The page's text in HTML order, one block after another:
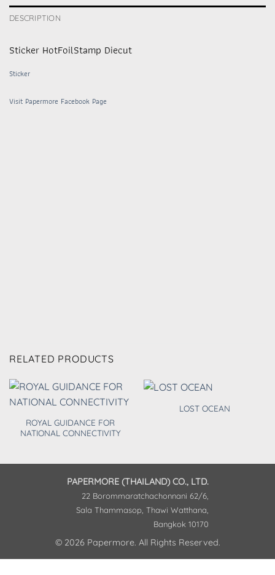
DESCRIPTION
Sticker HotFoilStamp Diecut
Sticker
Visit Papermore Facebook Page
RELATED PRODUCTS
ROYAL GUIDANCE FOR
NATIONAL CONNECTIVITY
LOST OCEAN
PAPERMORE (THAILAND) CO., LTD.
22 Borommaratchachonnani 62/6,
Sala Thammasop, Thawi Watthana,
Bangkok 10170
© 2026 Papermore. All Rights Reserved.